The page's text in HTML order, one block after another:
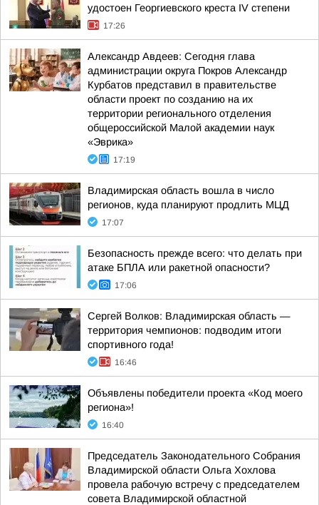
удостоен Георгиевского креста IV степени
17:26
Александр Авдеев: Сегодня глава
администрации округа Покров Александр
Курбатов представил в правительстве
области проект по созданию на их
территории регионального отделения
общероссийской Малой академии наук
«Эврика»
17:19
Владимирская область вошла в число
регионов, куда планируют продлить МЦД
17:07
Безопасность прежде всего: что делать при
атаке БПЛА или ракетной опасности?
17:06
Сергей Волков: Владимирская область —
территория чемпионов: подводим итоги
спортивного года!
16:46
Объявлены победители проекта «Код моего
региона»!
16:40
Председатель Законодательного Собрания
Владимирской области Ольга Хохлова
провела рабочую встречу с председателем
совета Владимирской областной